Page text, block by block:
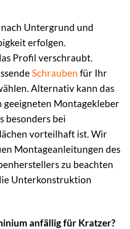
Untergrund und
erfolgen.
Profil verschraubt.
Schrauben für Ihr
Alternativ kann das
geeigneten Montagekleber
besonders bei
vorteilhaft ist. Wir
Montageanleitungen des
zu beachten
Unterkonstruktion
anfällig für Kratzer?